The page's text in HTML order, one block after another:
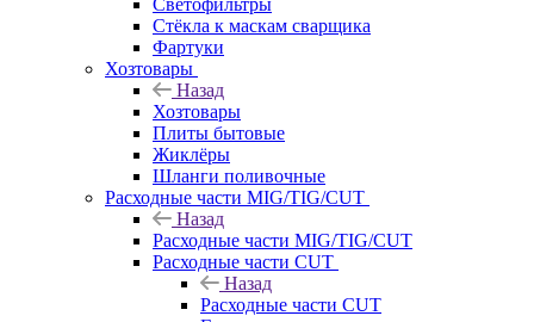
Светофильтры
Стёкла к маскам сварщика
Фартуки
Хозтовары
Назад
Хозтовары
Плиты бытовые
Жиклёры
Шланги поливочные
Расходные части MIG/TIG/CUT
Назад
Расходные части MIG/TIG/CUT
Расходные части CUT
Назад
Расходные части CUT